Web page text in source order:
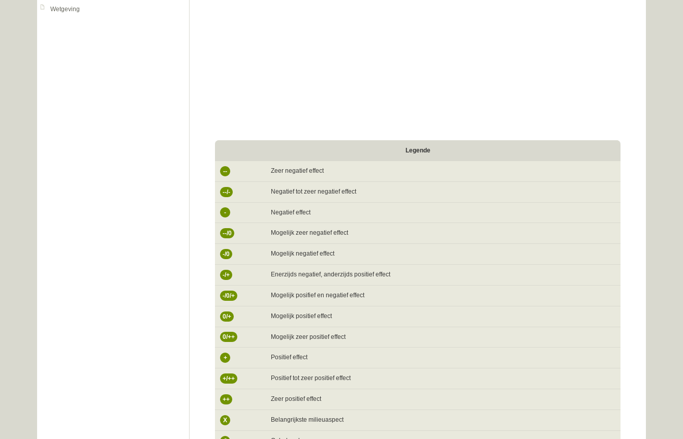
Wetgeving
Legende
-- Zeer negatief effect
--/- Negatief tot zeer negatief effect
- Negatief effect
--/0 Mogelijk zeer negatief effect
-/0 Mogelijk negatief effect
-/+ Enerzijds negatief, anderzijds positief effect
-/0/+ Mogelijk posifief en negatief effect
0/+ Mogelijk positief effect
0/++ Mogelijk zeer positief effect
+ Positief effect
+/++ Positief tot zeer positief effect
++ Zeer positief effect
X Belangrijkste milieuaspect